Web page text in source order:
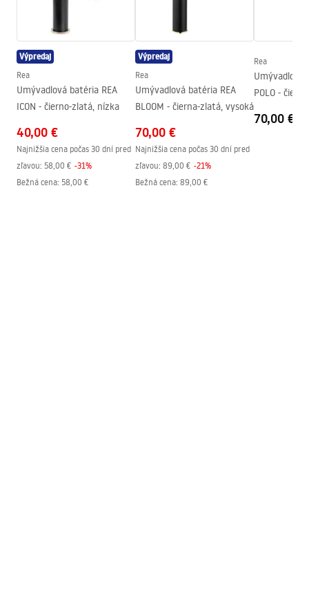
Technológia povrchovej úpravy
Electroplating
Priemer pripojenia
1/2 palca
Rozostup vodovodných
prípojok
Výpredaj
Rea
Umývadlová batéria REA
ICON - čierno-zlatá, nízka
40,00 €
Najnižšia cena počas 30 dní pred
zľavou: 58,00 € -31%
Bežná cena: 58,00 €
Výpredaj
Rea
Umývadlová batéria REA
BLOOM - čierna-zlatá, vysoká
70,00 €
Najnižšia cena počas 30 dní pred
zľavou: 89,00 € -21%
Bežná cena: 89,00 €
Rea
Umývadlová
POLO -
70,00 €